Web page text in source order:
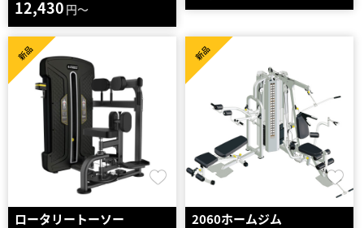
12,430 円～
ロータリートーソー
新品
2060ホームジム
新品